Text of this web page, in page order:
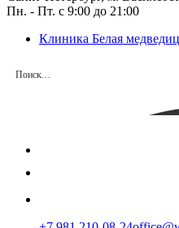
Пн. - Пт. с 9:00 до 21:00
Клиника Белая